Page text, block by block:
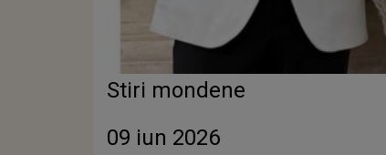
Stiri mondene
09 iun 2026